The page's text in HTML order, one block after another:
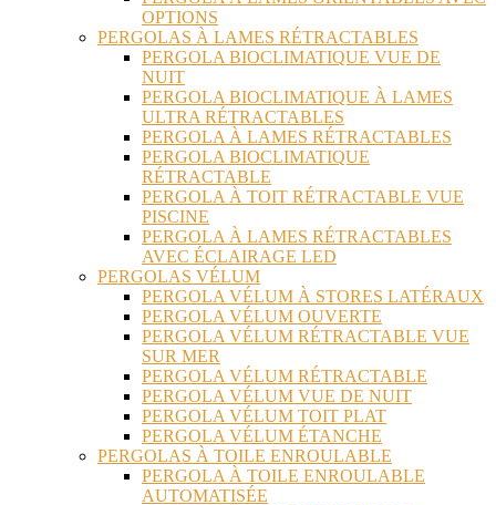
OPTIONS
PERGOLAS À LAMES RÉTRACTABLES
PERGOLA BIOCLIMATIQUE VUE DE
NUIT
PERGOLA BIOCLIMATIQUE À LAMES
ULTRA RÉTRACTABLES
PERGOLA À LAMES RÉTRACTABLES
PERGOLA BIOCLIMATIQUE
RÉTRACTABLE
PERGOLA À TOIT RÉTRACTABLE VUE
PISCINE
PERGOLA À LAMES RÉTRACTABLES
AVEC ÉCLAIRAGE LED
PERGOLAS VÉLUM
PERGOLA VÉLUM À STORES LATÉRAUX
PERGOLA VÉLUM OUVERTE
PERGOLA VÉLUM RÉTRACTABLE VUE
SUR MER
PERGOLA VÉLUM RÉTRACTABLE
PERGOLA VÉLUM VUE DE NUIT
PERGOLA VÉLUM TOIT PLAT
PERGOLA VÉLUM ÉTANCHE
PERGOLAS À TOILE ENROULABLE
PERGOLA À TOILE ENROULABLE
AUTOMATISÉE